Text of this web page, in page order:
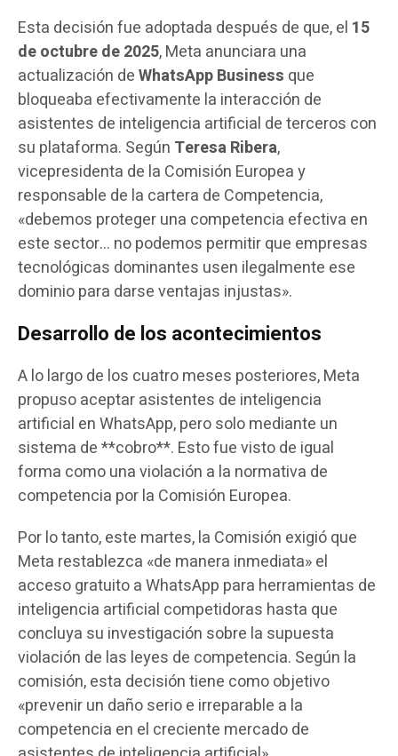
Esta decisión fue adoptada después de que, el 15
de octubre de 2025, Meta anunciara una
actualización deWhatsApp Business que
bloqueaba efectivamente la interacción de
asistentes de inteligencia artificial de terceros con
su plataforma. Según Teresa Ribera,
vicepresidenta de la Comisión Europea y
responsable de la cartera de Competencia,
«debemos proteger una competencia efectiva en
este sector… no podemos permitir que empresas
tecnológicas dominantes usen ilegalmente ese
dominio para darse ventajas injustas».
Desarrollo de los acontecimientos
A lo largo de los cuatro meses posteriores, Meta
propuso aceptar asistentes de inteligencia
artificial en WhatsApp, pero solo mediante un
sistema de **cobro**. Esto fue visto de igual
forma como una violación a la normativa de
competencia por la Comisión Europea.
Por lo tanto, este martes, la Comisión exigió que
Meta restablezca «de manera inmediata» el
acceso gratuito a WhatsApp para herramientas de
inteligencia artificial competidoras hasta que
concluya su investigación sobre la supuesta
violación de las leyes de competencia. Según la
comisión, esta decisión tiene como objetivo
«prevenir un daño serio e irreparable a la
competencia en el creciente mercado de